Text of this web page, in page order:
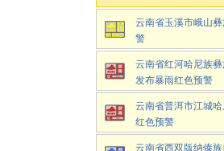
云南省玉溪市峨山
警
云南省红河哈尼族
发布暴雨红色预警
云南省普洱市江城
红色预警
云南省西双版纳傣